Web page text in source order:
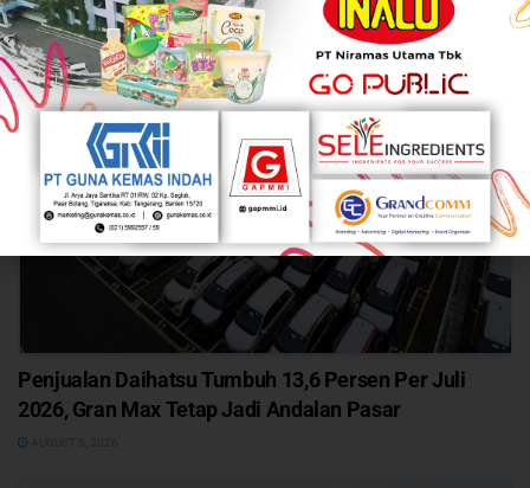
Penjualan Daihatsu Tumbuh 13,6 Persen Per Juli
2026, Gran Max Tetap Jadi Andalan Pasar